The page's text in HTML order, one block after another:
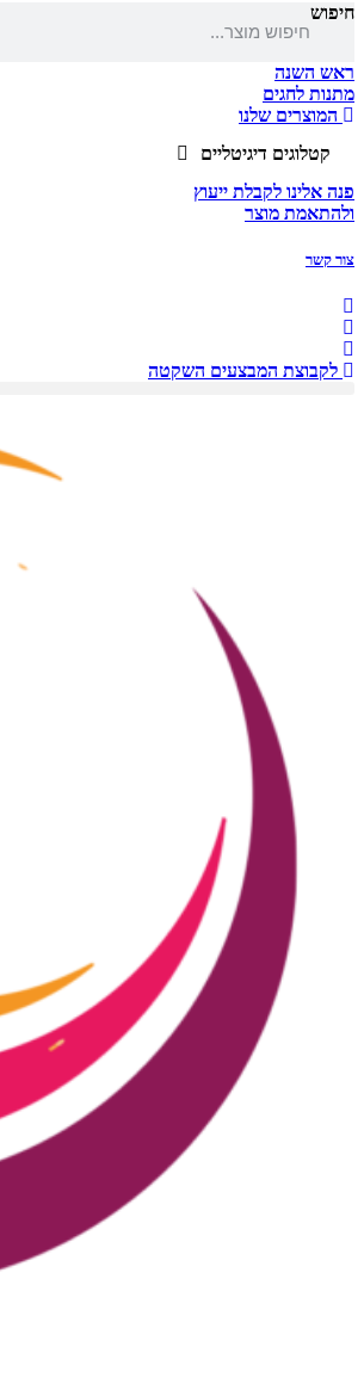
חיפוש
ראש השנה
מתנות לחגים
המוצרים שלנו
קטלוגים דיגיטליים
פנה אלינו לקבלת ייעוץ
ולהתאמת מוצר
צור קשר
לקבוצת המבצעים השקטה